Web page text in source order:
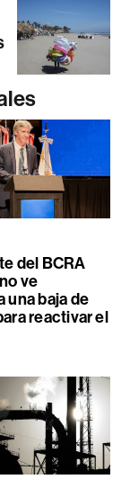
del BCRA
ve
una baja de
reactivar el